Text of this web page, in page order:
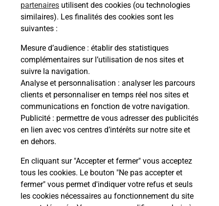
partenaires utilisent des cookies (ou technologies
similaires). Les finalités des cookies sont les
suivantes :
Mesure d’audience : établir des statistiques
complémentaires sur l’utilisation de nos sites et
suivre la navigation.
Analyse et personnalisation : analyser les parcours
clients et personnaliser en temps réel nos sites et
communications en fonction de votre navigation.
Publicité : permettre de vous adresser des publicités
en lien avec vos centres d’intérêts sur notre site et
en dehors.
En cliquant sur "Accepter et fermer" vous acceptez
tous les cookies. Le bouton "Ne pas accepter et
fermer" vous permet d'indiquer votre refus et seuls
les cookies nécessaires au fonctionnement du site
Malin !
La Poste
en ligne
Ouvert 24h/24
En savoir plus
Pyrénées Atlantiques
BAYONNE
CONSIGNE PICKUP FILDULINGE BAYONNE